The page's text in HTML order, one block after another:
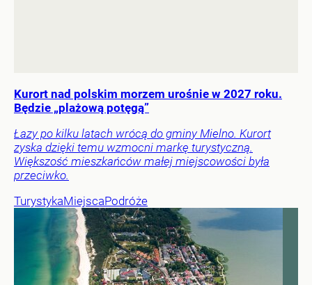
Kurort nad polskim morzem urośnie w 2027 roku.
Będzie „plażową potęgą”
Łazy po kilku latach wrócą do gminy Mielno. Kurort
zyska dzięki temu wzmocni markę turystyczną.
Większość mieszkańców małej miejscowości była
przeciwko.
TurystykaMiejscaPodróże